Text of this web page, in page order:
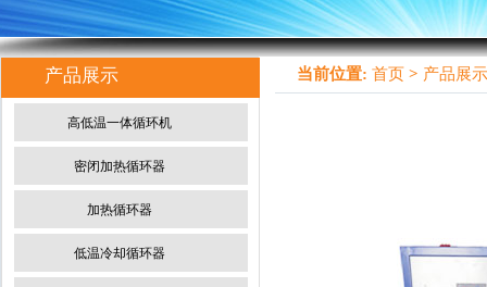
产品展示
高低温一体循环机
密闭加热循环器
加热循环器
低温冷却循环器
当前位置: 首页 > 产品展示